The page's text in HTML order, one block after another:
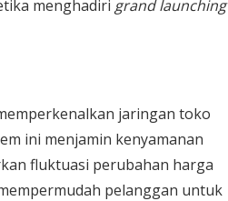
menghadiri grand launching
jaringan toko
ini menjamin kenyamanan
fluktuasi perubahan harga
pelanggan untuk